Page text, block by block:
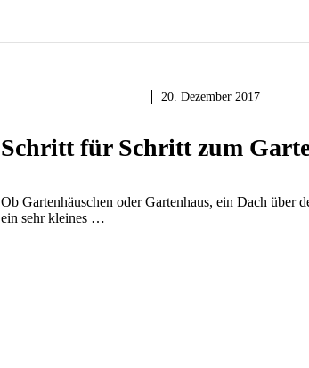
20. Dezember 2017
Schritt für Schritt zum
Ob Gartenhäuschen oder Gartenhaus, ein Dach über
ein sehr kleines …